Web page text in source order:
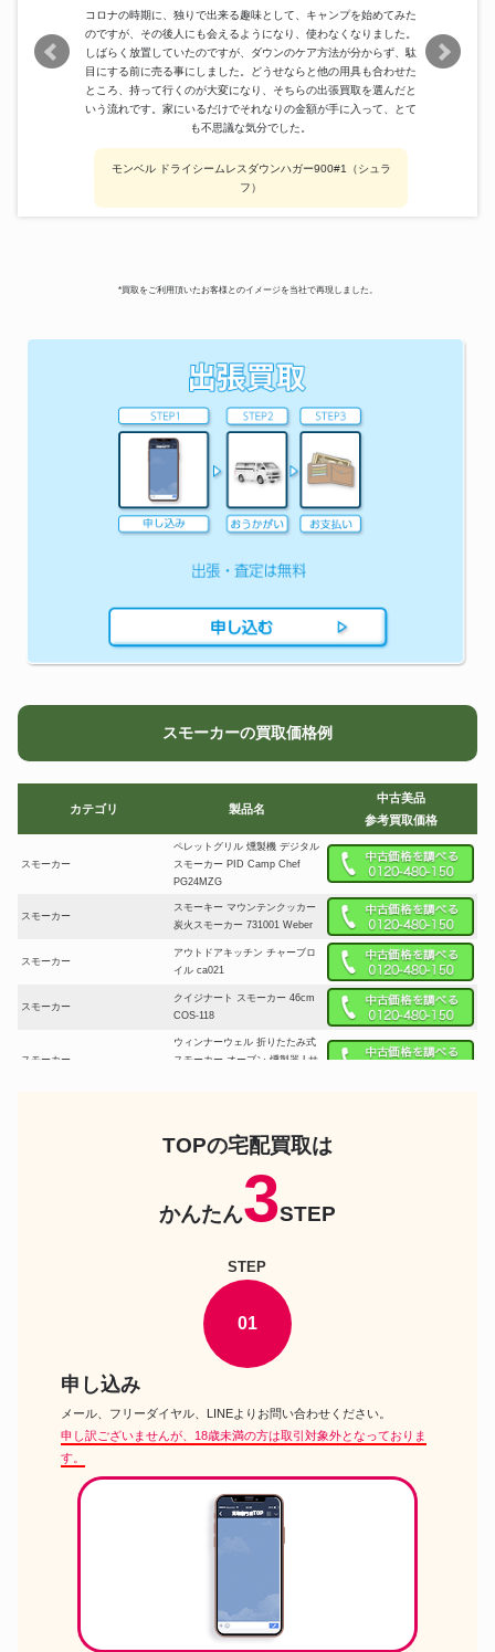
コロナの時期に、独りで出来る趣味として、キャンプを始めてみた
のですが、その後人にも会えるようになり、使わなくなりました。
しばらく放置していたのですが、ダウンのケア方法が分からず、駄
目にする前に売る事にしました。どうせならと他の用具も合わせた
ところ、持って行くのが大変になり、そちらの出張買取を選んだと
いう流れです。家にいるだけでそれなりの金額が手に入って、とて
も不思議な気分でした。
モンベル ドライシームレスダウンハガー900#1（シュラ
フ）
*買取をご利用頂いたお客様とのイメージを当社で再現しました。
スモーカーの買取価格例
カテゴリ 製品名
中古美品
参考買取価格
スモーカー
ペレットグリル 燻製機 デジタル
スモーカー PID Camp Chef
PG24MZG
スモーカー
スモーキー マウンテンクッカー
炭火スモーカー 731001 Weber
スモーカー
アウトドアキッチン チャーブロ
イル ca021
スモーカー
クイジナート スモーカー 46cm
COS-118
スモーカー
ウィンナーウェル 折りたたみ式
スモーカー オーブン 燻製器 Lサ
煙頭 smoke head 桐箱 第4.5世
ユニフレーム フォールディング
スモーカー FS-500
燻製器 APELUCA テーブルトッ
プスモーカー
CAPTAINSTAG ビア缶チキン ス
モーカー UG-1058
スモーカー
スモーカー
ARCORORA コンパクトスモー
カー BOX 小型燻製器
カー CS-092
アドバンダー SMOKY MAGIC
2000026791
TOPの宅配買取は
かんたん3STEP
STEP
01
申し込み
メール、フリーダイヤル、LINEよりお問い合わせください。
申し訳ございませんが、18歳未満の方は取引対象外となっておりま
す。